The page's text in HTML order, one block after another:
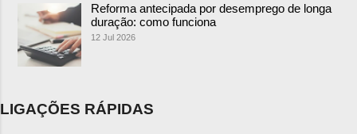
Reforma antecipada por desemprego de longa
duração: como funciona
12 Jul 2026
LIGAÇÕES RÁPIDAS